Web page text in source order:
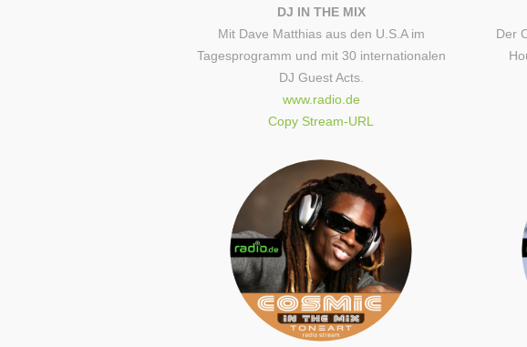
DJ IN THE MIX
Mit Dave Matthias aus den U.S.A im
Tagesprogramm und mit 30 internationalen
DJ Guest Acts.
www.radio.de
Copy Stream-URL
Der